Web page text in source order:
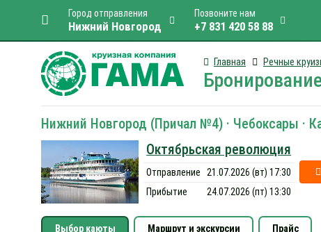
Город отправления
Нижний Новгород
Позвоните нам
+7 831 420 58 88
Главная Речные
Нижний Новгород (Причал №4) · Чебоксары ·
Октябрьская революция
Отправление
21.07.2026 (вт) 17:30
Прибытие
24.07.2026 (пт) 13:30
Выбор каюты Маршрут и экскурсии Прайс